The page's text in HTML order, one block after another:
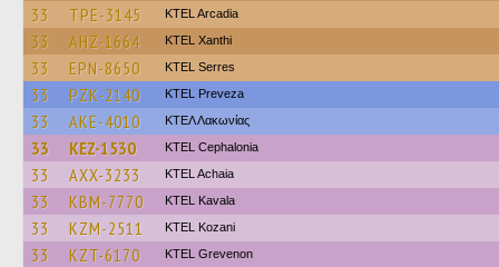
33 TPE-3145 KTEL Arcadia
33 AHZ-1664 KTEL Xanthi
33 EPN-8650 KTEL Serres
33 PZK-2140 KTEL Preveza
33 AKE-4010 ΚΤΕΛ Λακωνίας
33 KEZ-1530 KTEL Cephalonia
33 AXX-3233 KTEL Achaia
33 KBM-7770 KTEL Kavala
33 KZM-2511 ΚΤΕL Kozani
33 KZT-6170 ΚΤΕL Grevenon